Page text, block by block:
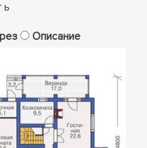
Описание